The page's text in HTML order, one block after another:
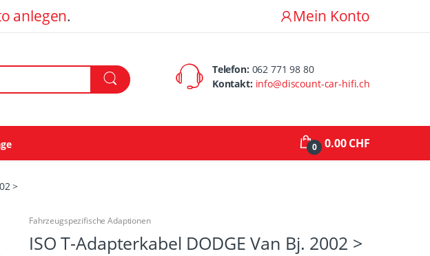
anlegen. Mein Konto
Telefon: 062 771 98 80
Kontakt: info@discount-car-hifi.ch
0 0.00 CHF
>
Fahrzeugspezifische Adaptionen
ISO T-Adapterkabel DODGE Van Bj. 2002 >